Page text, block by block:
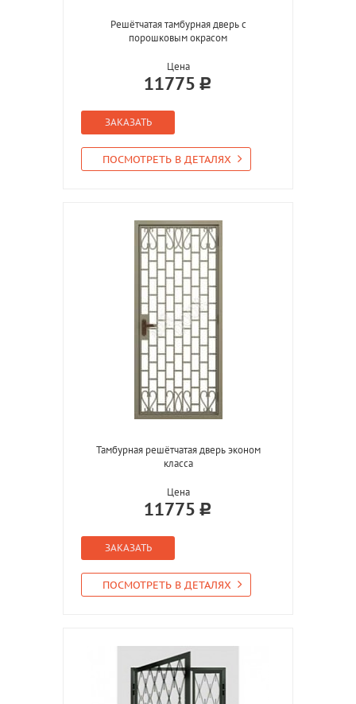
Решётчатая тамбурная дверь с
порошковым окрасом
Цена
11775
ЗАКАЗАТЬ
ПОСМОТРЕТЬ В ДЕТАЛЯХ
Тамбурная решётчатая дверь эконом
класса
Цена
11775
ЗАКАЗАТЬ
ПОСМОТРЕТЬ В ДЕТАЛЯХ